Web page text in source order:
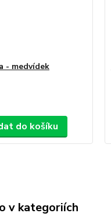
- medvídek
do košíku
v kategoriích